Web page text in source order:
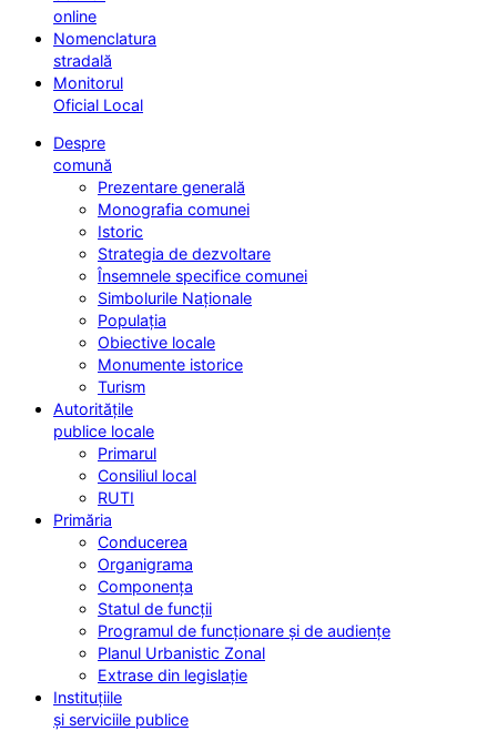
online
Nomenclatura
stradală
Monitorul
Oficial Local
Despre
comună
Prezentare generală
Monografia comunei
Istoric
Strategia de dezvoltare
Însemnele specifice comunei
Simbolurile Naționale
Populația
Obiective locale
Monumente istorice
Turism
Autoritățile
publice locale
Primarul
Consiliul local
RUTI
Primăria
Conducerea
Organigrama
Componența
Statul de funcții
Programul de funcționare și de audiențe
Planul Urbanistic Zonal
Extrase din legislație
Instituțiile
și serviciile publice